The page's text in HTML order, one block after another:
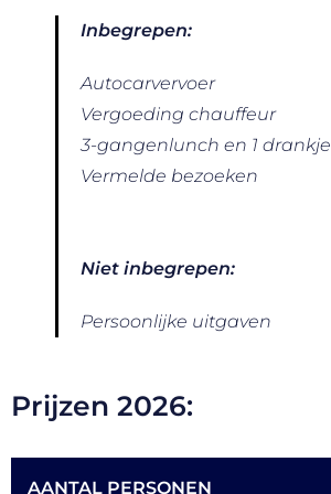
Inbegrepen:
Autocarvervoer
Vergoeding chauffeur
3-gangenlunch en 1 drankje
Vermelde bezoeken
Niet inbegrepen:
Persoonlijke uitgaven
Prijzen 2026:
AANTAL PERSONEN